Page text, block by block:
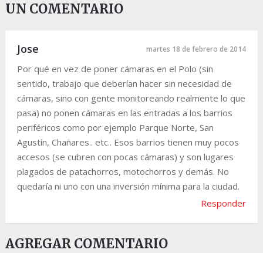
UN COMENTARIO
Jose martes 18 de febrero de 2014
Por qué en vez de poner cámaras en el Polo (sin
sentido, trabajo que deberían hacer sin necesidad de
cámaras, sino con gente monitoreando realmente lo que
pasa) no ponen cámaras en las entradas a los barrios
periféricos como por ejemplo Parque Norte, San
Agustín, Chañares.. etc.. Esos barrios tienen muy pocos
accesos (se cubren con pocas cámaras) y son lugares
plagados de patachorros, motochorros y demás. No
quedaría ni uno con una inversión mínima para la ciudad.
Responder
AGREGAR COMENTARIO